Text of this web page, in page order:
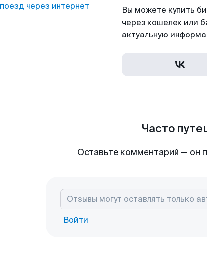
поезд через интернет
Вы можете купить
через кошелек или
актуальную
Часто
Оставьте комментарий — он
Войти